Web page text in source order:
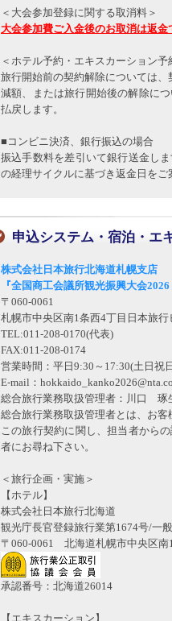
＜大会参加登録に関する取消料＞
大会参加費ご入金後のお取消は返金
＜ホテル予約・エキスカーション
旅行開始前の契約解除については、
減額、または旅行開始後の解除に
払戻します。
■コンビニ決済、銀行振込の場合
振込手数料を差引いて銀行送金し
の経理サイクルに基づき返金日をご
申込システム・宿泊・エ
株式会社日本旅行北海道札幌支店
『全国商工会議所観光振興大会
〒060-0061
札幌市中央区南1条西4丁目日本旅行
TEL:011-208-0170(代表)
FAX:011-208-0174
営業時間：平日9:30～17:30(土日祝
E-mail：
総合旅行業務取扱管理者：川口 琢
総合旅行業務取扱管理者とは、お客
この旅行契約に関し、担当者から
者にお尋ね下さい。
＜旅行企画・実施＞
【ホテル】
株式会社日本旅行北海道
観光庁長官登録旅行業第1674号/一
〒060-0061 北海道札幌市中央区南
承認番号：北海道26014
【エキスカーション】